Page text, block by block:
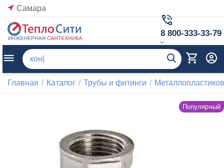
Самара
8 800-333-33-79
Главная / Каталог / Трубы и фитинги /
Популярный